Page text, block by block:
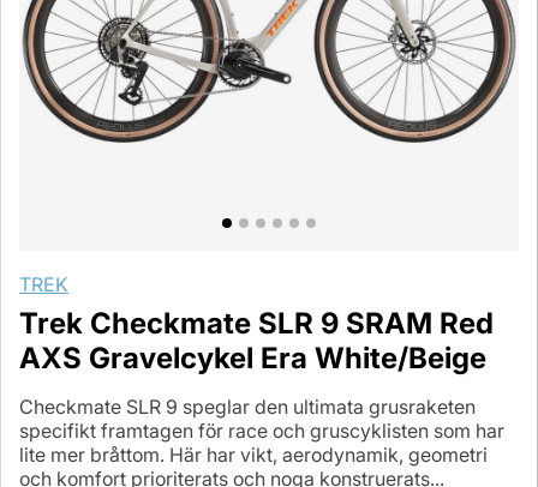
TREK
Trek Checkmate SLR 9 SRAM Red
AXS Gravelcykel Era White/Beige
Checkmate SLR 9 speglar den ultimata grusraketen
specifikt framtagen för race och gruscyklisten som har
lite mer bråttom. Här har vikt, aerodynamik, geometri
och komfort prioriterats och noga konstruerats...